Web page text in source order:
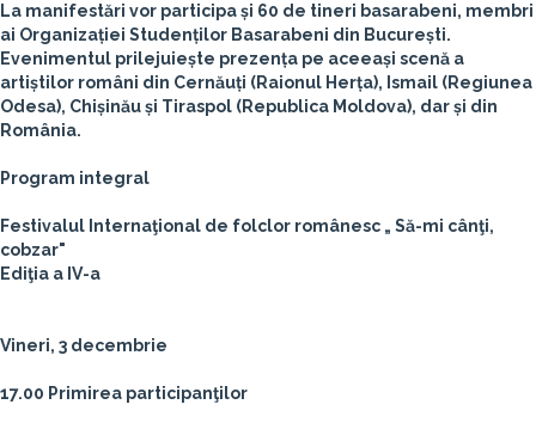
La manifestări vor participa și 60 de tineri basarabeni, membri
ai Organizației Studenților Basarabeni din București.
Evenimentul prilejuiește prezența pe aceeași scenă a
artiștilor români din Cernăuți (Raionul Herța), Ismail (Regiunea
Odesa), Chișinău și Tiraspol (Republica Moldova), dar și din
România.
Program integral
Festivalul Internaţional de folclor românesc „ Să-mi cânţi,
cobzar"
Ediţia a IV-a
Vineri, 3 decembrie
17.00 Primirea participanţilor